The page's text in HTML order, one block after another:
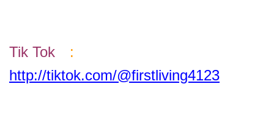
Tik Tok :
http://tiktok.com/@firstliving4123